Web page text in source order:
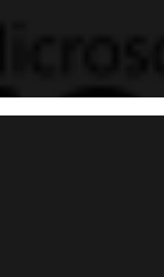
SQL Server
apagados